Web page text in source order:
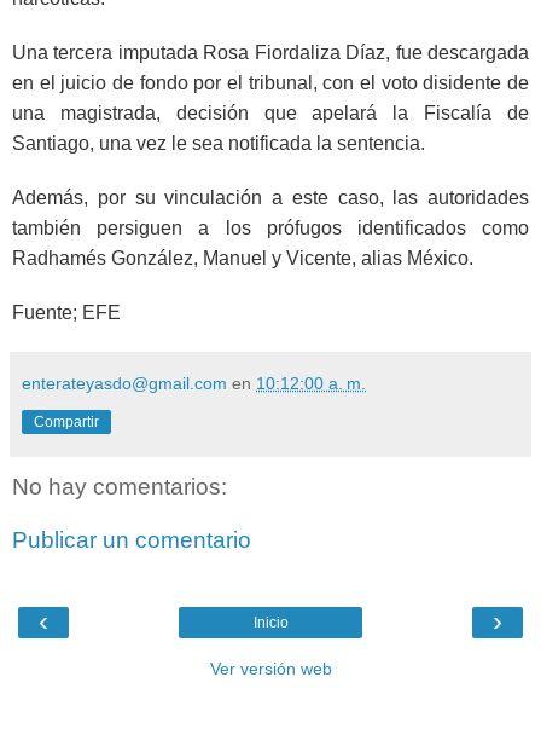
Una tercera imputada Rosa Fiordaliza Díaz, fue descargada
en el juicio de fondo por el tribunal, con el voto disidente de
una magistrada, decisión que apelará la Fiscalía de
Santiago, una vez le sea notificada la sentencia.
Además, por su vinculación a este caso, las autoridades
también persiguen a los prófugos identificados como
Radhamés González, Manuel y Vicente, alias México.
Fuente; EFE
enterateyasdo@gmail.com en 10:12:00 a. m.
Compartir
No hay comentarios:
Publicar un comentario
‹ ›
Inicio
Ver versión web